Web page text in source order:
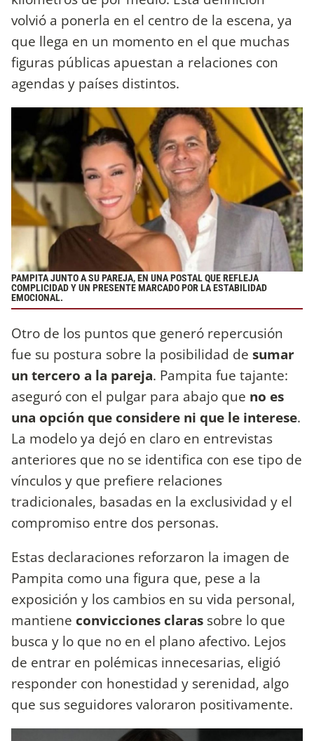
volvió a ponerla en el centro de la escena, ya
que llega en un momento en el que muchas
figuras públicas apuestan a relaciones con
agendas y países distintos.
PAMPITA JUNTO A SU PAREJA, EN UNA POSTAL QUE REFLEJA
COMPLICIDAD Y UN PRESENTE MARCADO POR LA ESTABILIDAD
EMOCIONAL.
Otro de los puntos que generó repercusión
fue su postura sobre la posibilidad de sumar
un tercero a la pareja. Pampita fue tajante:
aseguró con el pulgar para abajo que no es
una opción que considere ni que le interese.
La modelo ya dejó en claro en entrevistas
anteriores que no se identifica con ese tipo de
vínculos y que prefiere relaciones
tradicionales, basadas en la exclusividad y el
compromiso entre dos personas.
Estas declaraciones reforzaron la imagen de
Pampita como una figura que, pese a la
exposición y los cambios en su vida personal,
mantiene convicciones claras sobre lo que
busca y lo que no en el plano afectivo. Lejos
de entrar en polémicas innecesarias, eligió
responder con honestidad y serenidad, algo
que sus seguidores valoraron positivamente.